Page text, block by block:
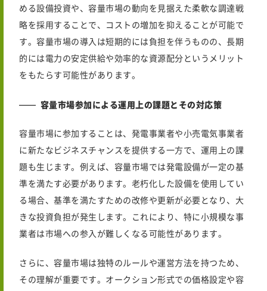
める設備投資や、容量市場の動向を見据えた柔軟な調達戦
略を採用することで、コストの増加を抑えることが可能で
す。容量市場の導入は短期的には負担を伴うものの、長期
的には電力の安定供給や効率的な資源配分というメリット
をもたらす可能性があります。
容量市場参加による運用上の課題とその対応策
容量市場に参加することは、発電事業者や小売電気事業者
に新たなビジネスチャンスを提供する一方で、運用上の課
題も生じます。例えば、容量市場では発電設備が一定の基
準を満たす必要があります。老朽化した設備を使用してい
る場合、基準を満たすための改修や更新が必要となり、大
きな投資負担が発生します。これにより、特に小規模な事
業者は市場への参入が難しくなる可能性があります。
さらに、容量市場は独特のルールや運営方法を持つため、
その理解が重要です。オークション形式での価格設定や容